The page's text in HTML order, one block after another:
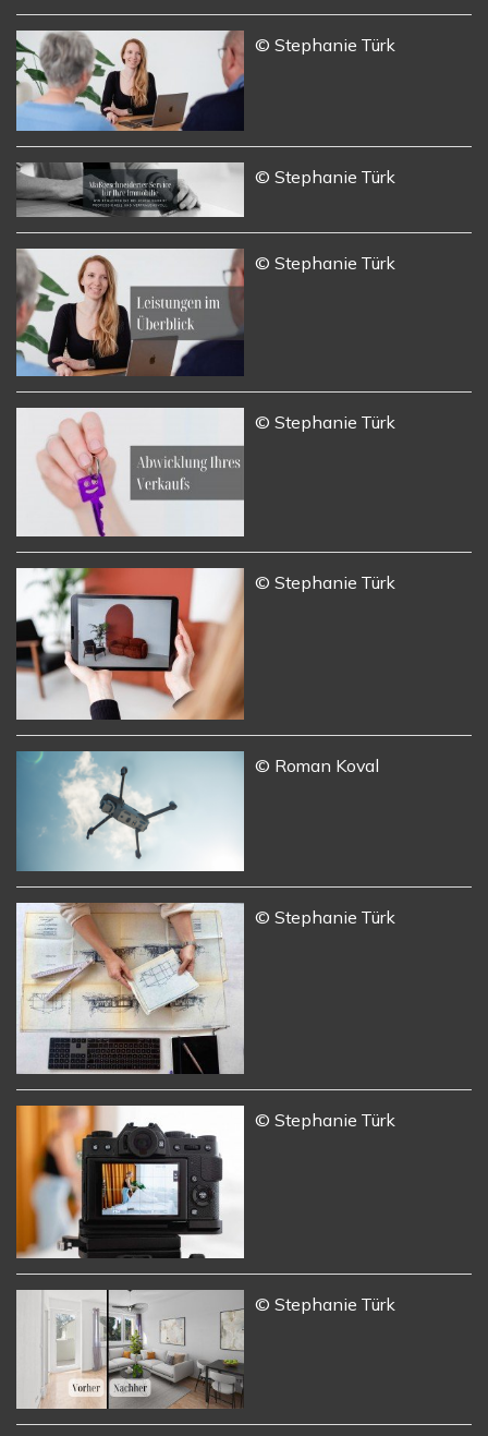
© Stephanie Türk
© Stephanie Türk
© Stephanie Türk
© Stephanie Türk
© Stephanie Türk
© Roman Koval
© Stephanie Türk
© Stephanie Türk
© Stephanie Türk